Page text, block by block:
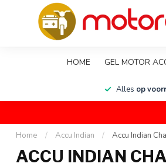
HOME GEL MOTOR
Alles op
Home / Accu Indian / Accu Indian
ACCU INDIAN